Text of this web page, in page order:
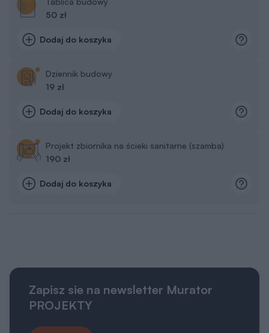
50 zł
Dodaj do koszyka
Dziennik budowy
19 zł
Dodaj do koszyka
Projekt zbiornika na ścieki sanitarne (szamba)
190 zł
Dodaj do koszyka
Zapisz sie na newsletter Murator
PROJEKTY